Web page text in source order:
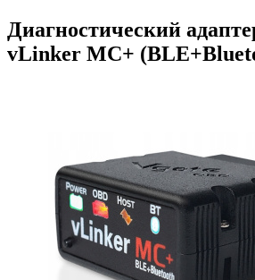
Диагностический
vLinker MC+